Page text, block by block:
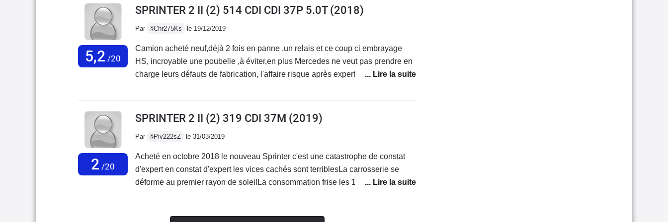
différente d'un usage quotidien donc un avi à part :)
entretenueSURTOUT NE PAS ALLEZ CHEZ MERCEDES EN CROYANT
ACHETEZ DE LA QUALITER PARCE QUE C'EST PLUS CHERmerci
mercedes
5,2 /20
SPRINTER 2 II (2) 514 CDI CDI 37P 5.0T(2018)
Par §Chr275Ks le 19/12/2019
Camion acheté neuf,déjà 2 fois en panne ,un relais et ce coup ci embrayage
HS, incroyable une poubelle ,à éviter,en plus Mercedes ne veut pas prendre en
charge leurs défauts de fabrication, l'affaire risque après expertise de finir au
de fiabilité.Fini le temps des bonnes mercos,enseigne à oublier très rapidement
!!!!!
2 /20
SPRINTER 2 II (2) 319 CDI 37M (2019)
Par §Piv222sZ le 31/03/2019
Acheté en octobre 2018 le nouveau Sprinter c'est une catastrophe de constat
d'expert en constat d'expert les vices cachés sont terriblesLa carrosserie se
déforme au premier rayon de soleilLa consommation frise les 15 litres Des que